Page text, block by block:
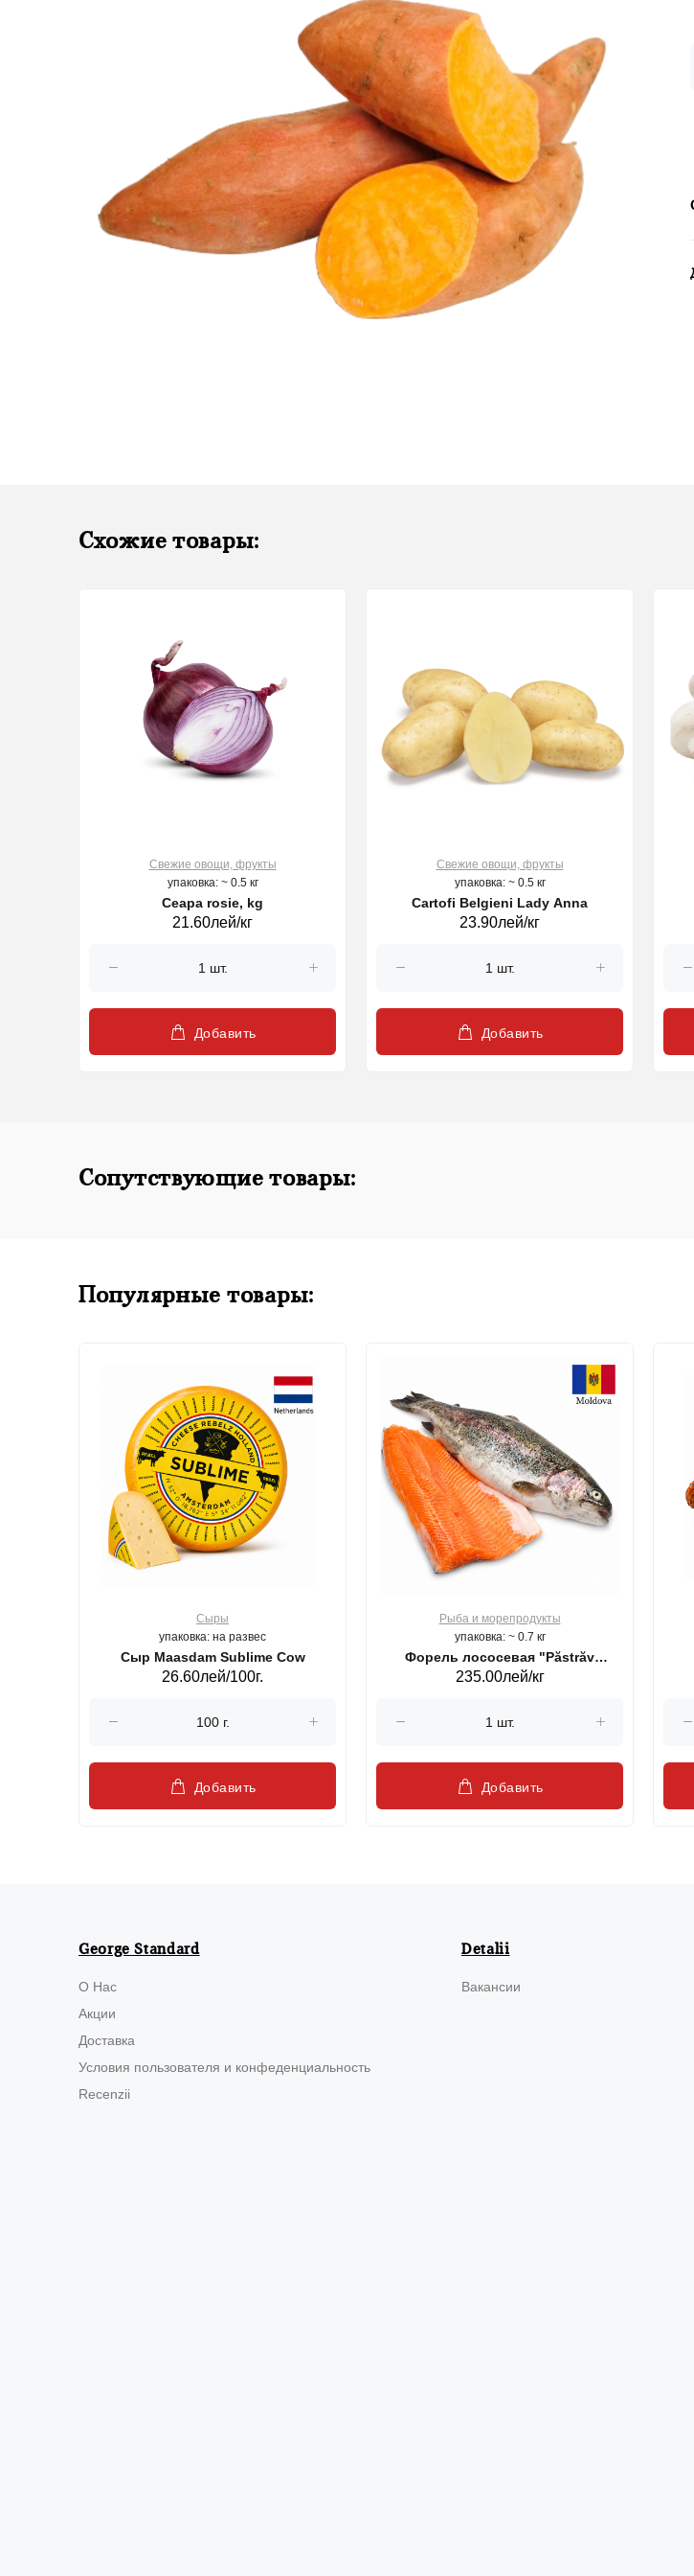
Схожие товары:
Свежие овощи, фрукты
упаковка: ~ 0.5 кг
Ceapa rosie, kg
21.60лей/кг
Добавить
Свежие овощи, фрукты
упаковка: ~ 0.5 кг
Cartofi Belgieni Lady Anna
23.90лей/кг
Добавить
Сопутствующие товары:
Популярные товары:
Сыры
упаковка: на развес
Сыр Maasdam Sublime Cow
26.60лей/100г.
Добавить
Рыба и морепродукты
упаковка: ~ 0.7 кг
Форель лососевая "Păstrăv
Moldovenesc"
235.00лей/кг
Добавить
George Standard
О Нас
Акции
Доставка
Условия пользователя и конфеденциальность
Recenzii
Detalii
Вакансии